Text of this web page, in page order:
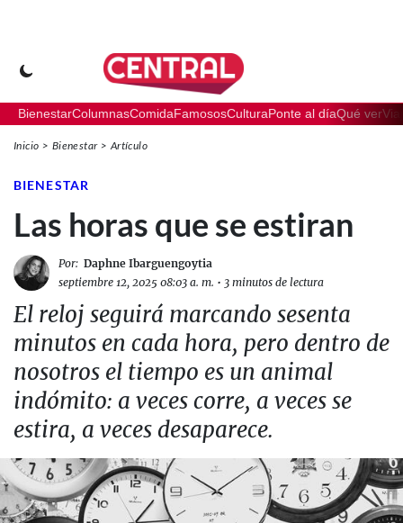
BienestarColumnasComidaFamososCulturaPonte al díaQué ver
Inicio Bienestar Artículo
BIENESTAR
Las horas que se estiran
Por: Daphne Ibarguengoytia
septiembre 12, 2025 08:03 a. m. • 3 minutos de lectura
El reloj seguirá marcando sesenta
minutos en cada hora, pero dentro de
nosotros el tiempo es un animal
indómito: a veces corre, a veces se
estira, a veces desaparece.